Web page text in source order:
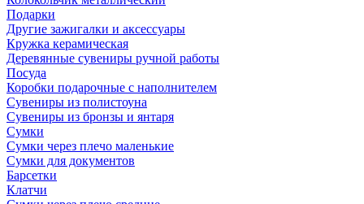
Подарки
Другие зажигалки и аксессуары
Кружка керамическая
Деревянные сувениры ручной работы
Посуда
Коробки подарочные с наполнителем
Сувениры из полистоуна
Сувениры из бронзы и янтаря
Сумки
Сумки через плечо маленькие
Сумки для документов
Барсетки
Клатчи